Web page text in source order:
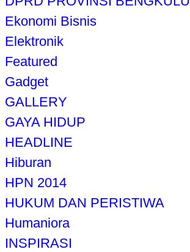
Ekonomi Bisnis
Elektronik
Featured
Gadget
GALLERY
GAYA HIDUP
HEADLINE
Hiburan
HPN 2014
HUKUM DAN PERISTIWA
Humaniora
INSPIRASI